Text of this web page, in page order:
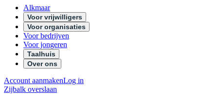
Alkmaar
Voor vrijwilligers
Voor organisaties
Voor bedrijven
Voor jongeren
Taalhuis
Over ons
Account aanmakenLog in
Zijbalk overslaan